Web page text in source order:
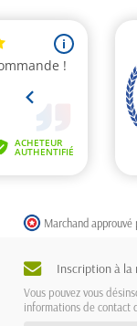
Marchand approuvé
Inscription à la
Vous pouvez vous
informations de contact